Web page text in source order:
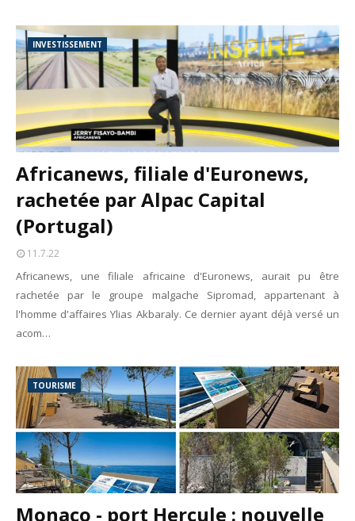
INVESTISSEMENT
Africanews, filiale d'Euronews,
rachetée par Alpac Capital
(Portugal)
11.7.22
Africanews, une filiale africaine d'Euronews, aurait pu être
rachetée par le groupe malgache Sipromad, appartenant à
l'homme d'affaires Ylias Akbaraly. Ce dernier ayant déjà versé un
acom…
TOURISME
Monaco - port Hercule : nouvelle